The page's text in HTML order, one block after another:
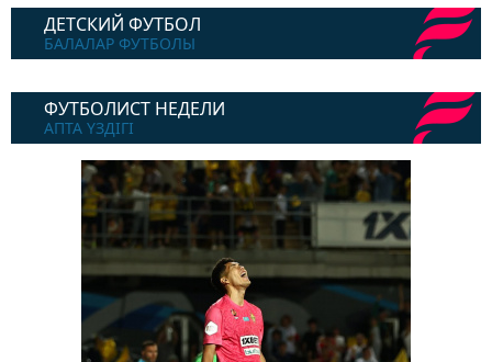
ДЕТСКИЙ ФУТБОЛ
БАЛАЛАР ФУТБОЛЫ
ФУТБОЛИСТ НЕДЕЛИ
АПТА ҮЗДІГІ